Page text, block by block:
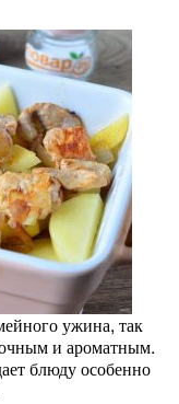
ужина, так
и ароматным.
блюду особенно